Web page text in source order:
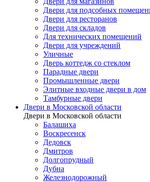
Двери для подсобных
Двери для ресторанов
Двери для складов
Для технических помещений
Двери для учреждений
Уличные
Дверь коттедж со стеклом
Парадные двери
Промышленные двери
Элитные входные двери в дом
Тамбурные двери
Двери в Московской области
Двери в Московской области
Балашиха
Воскресенск
Дедовск
Дмитров
Долгопрудный
Дубна
Железнодорожный